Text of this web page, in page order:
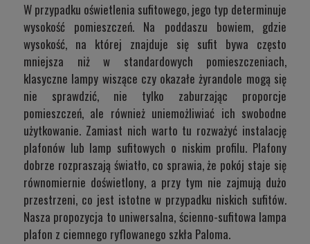
W przypadku oświetlenia sufitowego, jego typ determinuje
wysokość pomieszczeń. Na poddaszu bowiem, gdzie
wysokość, na której znajduje się sufit bywa często
mniejsza niż w standardowych pomieszczeniach,
klasyczne lampy wiszące czy okazałe żyrandole mogą się
nie sprawdzić, nie tylko zaburzając proporcje
pomieszczeń, ale również uniemożliwiać ich swobodne
użytkowanie. Zamiast nich warto tu rozważyć instalację
plafonów lub lamp sufitowych o niskim profilu. Plafony
dobrze rozpraszają światło, co sprawia, że pokój staje się
równomiernie doświetlony, a przy tym nie zajmują dużo
przestrzeni, co jest istotne w przypadku niskich sufitów.
Nasza propozycja to uniwersalna, ścienno-sufitowa lampa
plafon z ciemnego ryflowanego szkła Paloma.